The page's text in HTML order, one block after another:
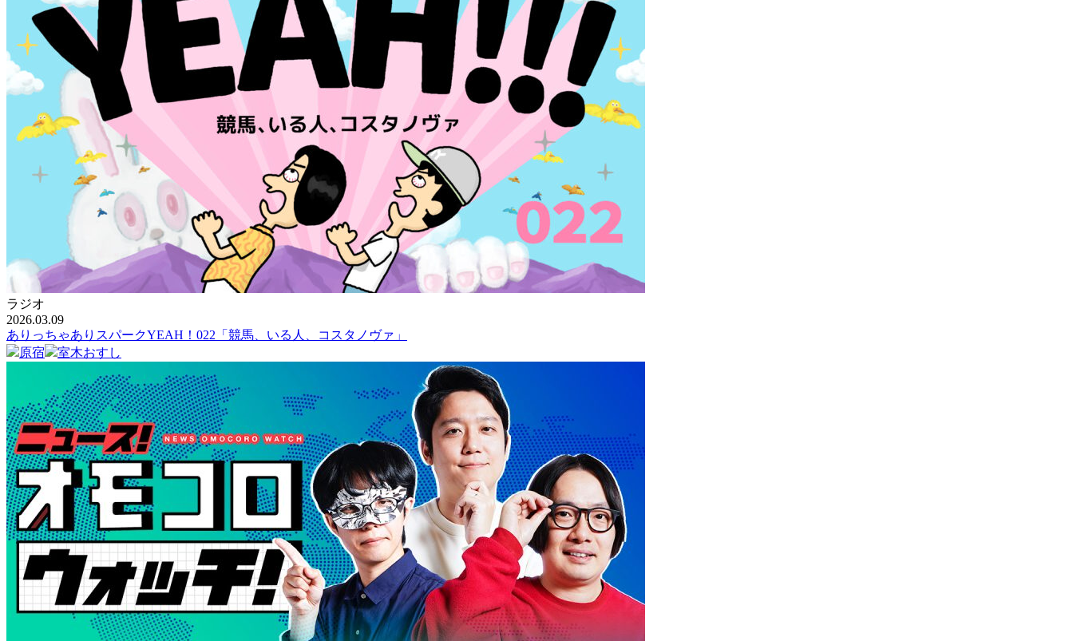
ラジオ
2026.03.09
ありっちゃありスパークYEAH！022「競馬、いる人、コスタノヴァ」
原宿
室木おすし